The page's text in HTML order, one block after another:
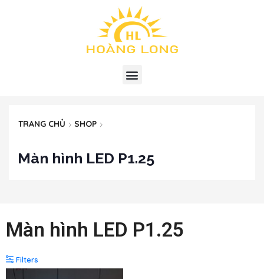
TRANG CHỦ SHOP
Màn hình LED P1.25
Màn hình LED P1.25
Filters